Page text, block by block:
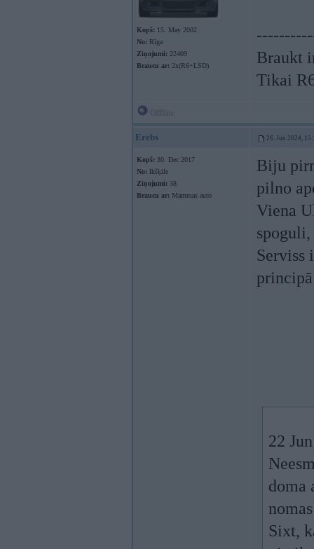
Kopš: 15. May 2002
No: Rīga
Ziņojumi: 22409
Braucu ar: 2x(R6+LSD)
Braukt
Tikai
Erebs 26. Jun 2024,
Kopš: 30. Dec 2017
No: Ikšķile
Ziņojumi: 38
Braucu ar: Mammas auto
Biju
pilno
Viena
Serviss
22
doma
Sixt,